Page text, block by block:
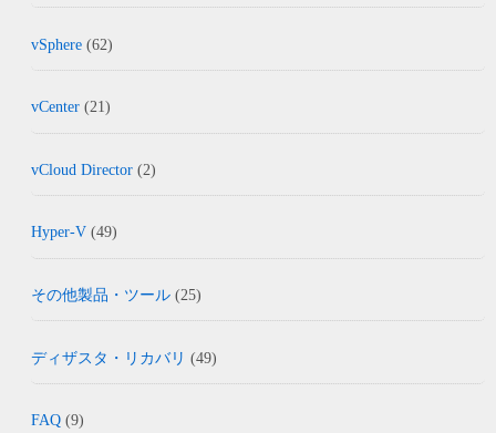
vSphere (62)
vCenter (21)
vCloud Director (2)
Hyper-V (49)
その他製品・ツール (25)
ディザスタ・リカバリ (49)
FAQ (9)